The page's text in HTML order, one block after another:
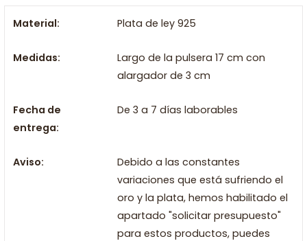
Material: Plata de ley 925
Medidas:
Largo de la pulsera 17 cm con
alargador de 3 cm
Fecha de
entrega:
De 3 a 7 días laborables
Aviso:
Debido a las constantes
variaciones que está sufriendo el
oro y la plata, hemos habilitado el
apartado "solicitar presupuesto"
para estos productos, puedes